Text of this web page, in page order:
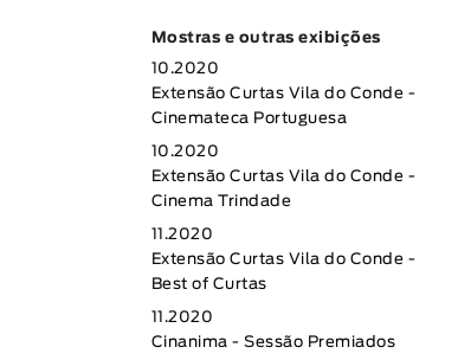
Mostras e outras exibições
10.2020
Extensão Curtas Vila do Conde -
Cinemateca Portuguesa
10.2020
Extensão Curtas Vila do Conde -
Cinema Trindade
11.2020
Extensão Curtas Vila do Conde -
Best of Curtas
11.2020
Cinanima - Sessão Premiados